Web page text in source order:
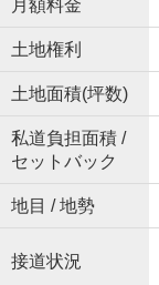
月額料金
土地権利
土地面積(坪数)
私道負担面積 /
セットバック
地目 / 地勢
接道状況